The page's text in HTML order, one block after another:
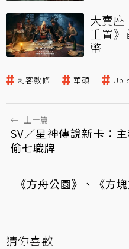
大賣
重置》
幣
刺客教條 華碩
← 上一篇
SV／星神傳說新卡：
偷七職牌
《方舟公園》、《方
猜你喜歡